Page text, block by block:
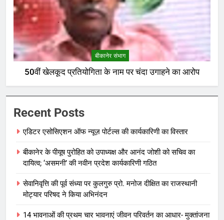
बीकानेर संभाग
50वीं खेलकूद प्रतियोगिता के नाम पर चंदा उगाहने का आरोप
Recent Posts
एडिटर एसोसिएशन ऑफ न्यूज़ पोर्टल्स की कार्यकारिणी का विस्तार
बीकानेर के पीयूष पुरोहित को उपाध्यक्ष और आनंद जोशी को सचिव का
दायित्व; ‘असमनी’ की नवीन प्रदेश कार्यकारिणी गठित
सेवानिवृत्ति की पूर्व संध्या पर कुलगुरु प्रो. मनोज दीक्षित का राजस्थानी
मोट्यार परिषद ने किया अभिनंदन
14 भावनाओं की प्रथम चार भावनाएं जीवन परिवर्तन का आधार- मुक्तांजना